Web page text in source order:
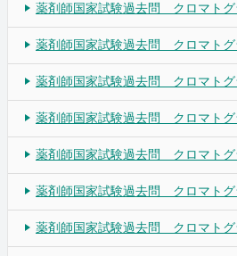
薬剤師国家試験過去問 クロマト
薬剤師国家試験過去問 クロマト
薬剤師国家試験過去問 クロマト
薬剤師国家試験過去問 クロマト
薬剤師国家試験過去問 クロマト
薬剤師国家試験過去問 クロマト
薬剤師国家試験過去問 クロマト